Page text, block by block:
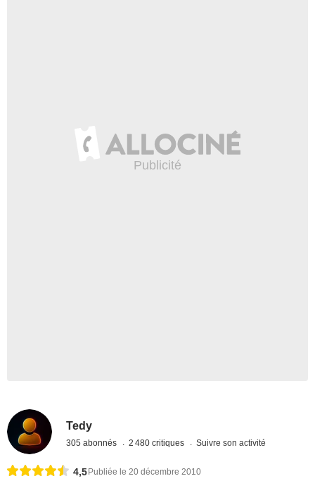
Tedy
305 abonnés 2 480 critiques Suivre son activité
4,5 Publiée le 20 décembre 2010